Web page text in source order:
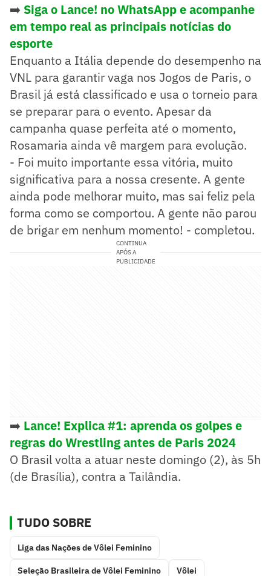
➡️ Siga o Lance! no WhatsApp e acompanhe
em tempo real as principais notícias do
esporte
Enquanto a Itália depende do desempenho na
VNL para garantir vaga nos Jogos de Paris, o
Brasil já está classificado e usa o torneio para
se preparar para o evento. Apesar da
campanha quase perfeita até o momento,
Rosamaria ainda vê margem para evolução.
- Foi muito importante essa vitória, muito
significativa para a nossa cresente. A gente
ainda pode melhorar muito, mas sai feliz pela
forma como se comportou. A gente não parou
de brigar em nenhum momento! - completou.
CONTINUA
APÓS A
PUBLICIDADE
➡️ Lance! Explica #1: aprenda os golpes e
regras do Wrestling antes de Paris 2024
O Brasil volta a atuar neste domingo (2), às 5h
(de Brasília), contra a Tailândia.
TUDO SOBRE
Liga das Nações de Vôlei Feminino
Seleção Brasileira de Vôlei Feminino Vôlei